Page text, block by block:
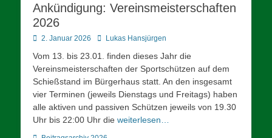
Ankündigung: Vereinsmeisterschaften
2026
Posted
2. Januar 2026 AutorLukas Hansjürgen
Vom 13. bis 23.01. finden dieses Jahr die
Vereinsmeisterschaften der Sportschützen auf dem
Schießstand im Bürgerhaus statt. An den insgesamt
vier Terminen (jeweils Dienstags und Freitags) haben
alle aktiven und passiven Schützen jeweils von 19.30
Uhr bis 22:00 Uhr die weiterlesen…